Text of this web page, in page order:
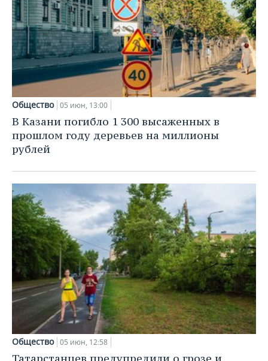
Общество 05 июн, 13:00
В Казани погибло 1 300 высаженных в
прошлом году деревьев на миллионы
рублей
Общество 05 июн, 12:58
Татарстанцев предупредили о грозе и